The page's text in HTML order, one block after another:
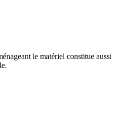
le matériel constitue aussi